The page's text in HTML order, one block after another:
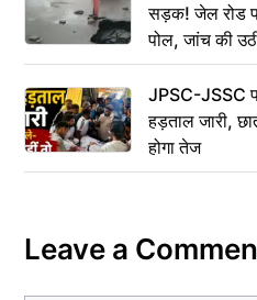
सड़क! जेल रोड
पोल, जांच की
JPSC-JSSC
हड़ताल जारी,
होगा तेज
Leave a